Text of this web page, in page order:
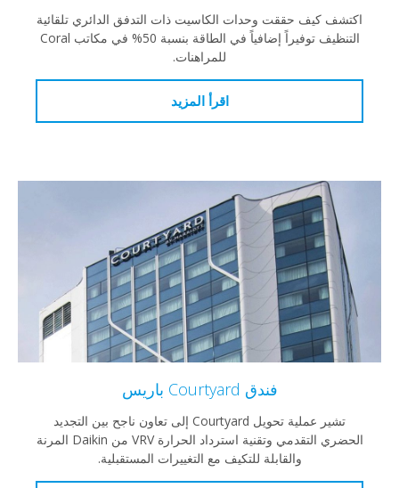
اكتشف كيف حققت وحدات الكاسيت ذات التدفق الدائري تلقائية
التنظيف توفيراً إضافياً في الطاقة بنسبة 50% في مكاتب Coral
للمراهنات.
اقرأ المزيد
فندق Courtyard باريس
تشير عملية تحويل Courtyard إلى تعاون ناجح بين التجديد
الحضري التقدمي وتقنية استرداد الحرارة VRV من Daikin المرنة
والقابلة للتكيف مع التغييرات المستقبلية.